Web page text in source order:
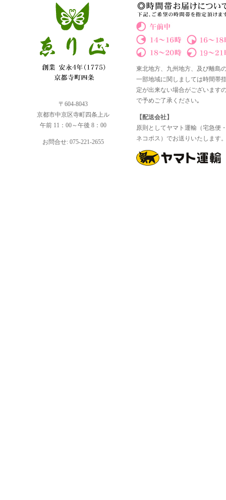
〒604-8043
京都市中京区寺町四条上ル
午前 11：00～午後 8：00
お問合せ: 075-221-2655
東北地方、九州地方、及び離島
一部地域に関しましては時間帯
定が出来ない場合がございます
で予めご了承ください｡
【配送会社】
原則としてヤマト運輸（宅急便
ネコポス）でお送りいたします